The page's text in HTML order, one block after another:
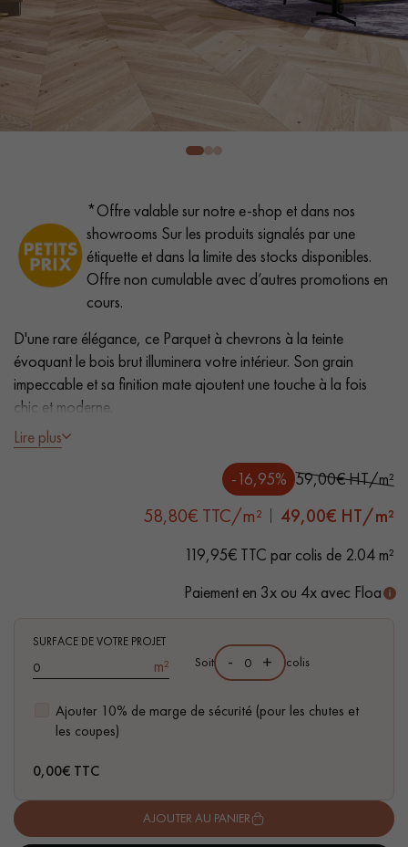
PARQUET VIEILLI PARQUET FUMÉ
PARQUET LAMES LARGES XXL PARQUET EN CHÊNE
ACCESSOIRES PARQUET
0805 82 82 82
VOUS AVEZ UN PROJET ?
Nos experts sont à votre disposition pour vous guider pas à
pas dans le choix et la pose de votre parquet.
Demandez un rendez-vous personnalisé
*Offre valable sur notre e-shop et dans nos
showrooms Sur les produits signalés par une
étiquette et dans la limite des stocks disponibles.
Offre non cumulable avec d’autres promotions en
cours.
D'une rare élégance, ce Parquet à chevrons à la teinte
évoquant le bois brut illuminera votre intérieur. Son grain
impeccable et sa finition mate ajoutent une touche à la fois
chic et moderne.
- Lames Largeur généreuse 12,5 cm
- Choix Authentic - rendu nœuds, gerces, fissures colmatées,
- Disponible dans d'autres formats
Lire plus
-16,95% 59,00€ HT/m²
58,80€ TTC/m² 49,00€ HT/m²
119,95€ TTC par colis de 2.04 m²
Paiement en 3x ou 4x avec Floa
SURFACE DE VOTRE PROJET
m²
Ajouter 10% de marge de sécurité (pour les chutes et
les coupes)
Soit - + colis
0,00€ TTC
AJOUTER AU PANIER